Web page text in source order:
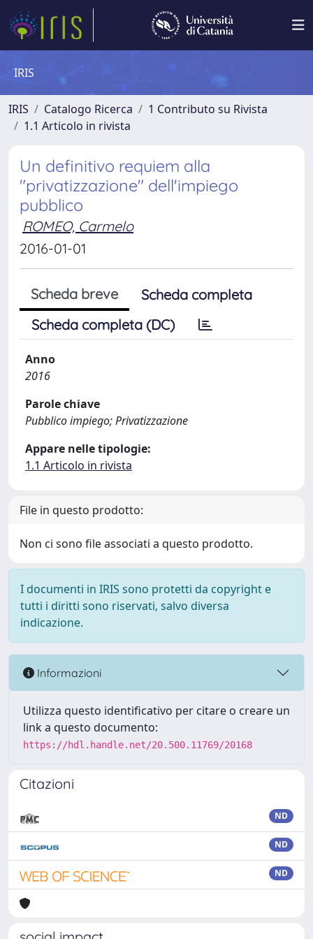
IRIS
IRIS Catalogo Ricerca
1 Contributo su Rivista
1.1 Articolo in rivista
Un definitivo requiem alla
"privatizzazione" dell'impiego
pubblico
ROMEO, Carmelo
2016-01-01
Scheda breve
Scheda completa
Scheda completa (DC)
Anno
2016
Parole chiave
Pubblico impiego; Privatizzazione
Appare nelle tipologie:
1.1 Articolo in rivista
File in questo prodotto:
Non ci sono file associati a questo prodotto.
I documenti in IRIS sono protetti da copyright e
tutti i diritti sono riservati, salvo diversa
indicazione.
Informazioni
Utilizza questo identificativo per citare o creare un
link a questo documento:
https://hdl.handle.net/20.500.11769/20168
Citazioni
ND
ND
ND